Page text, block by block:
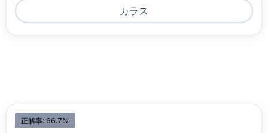
カラス
正解率: 66.7%